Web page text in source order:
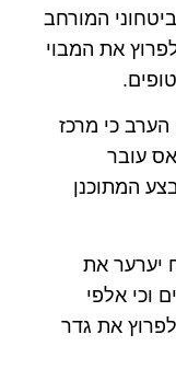
המורחב
את המבוי
הערב כי מרכז
עובר
המתוכנן
יערער את
וכי אלפי
את גדר